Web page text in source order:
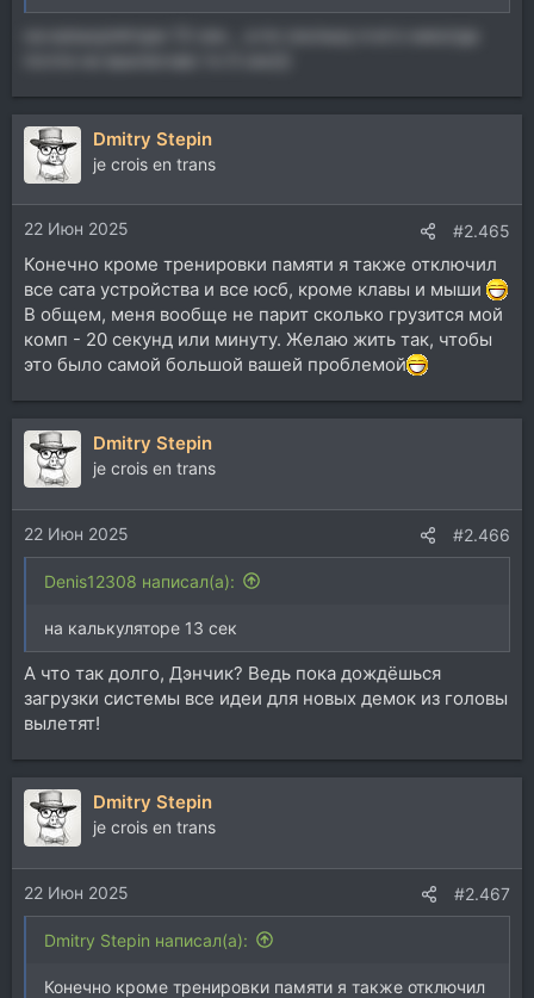
Dmitry Stepin
je crois en trans
22 Июн 2025 #2.465
Конечно кроме тренировки памяти я также отключил
все сата устройства и все юсб, кроме клавы и мыши
В общем, меня вообще не парит сколько грузится мой
комп - 20 секунд или минуту. Желаю жить так, чтобы
это было самой большой вашей проблемой
Dmitry Stepin
je crois en trans
22 Июн 2025 #2.466
Denis12308 написал(а):
на калькуляторе 13 сек
А что так долго, Дэнчик? Ведь пока дождёшься
загрузки системы все идеи для новых демок из головы
вылетят!
Dmitry Stepin
je crois en trans
22 Июн 2025 #2.467
Dmitry Stepin написал(а):
Конечно кроме тренировки памяти я также отключил